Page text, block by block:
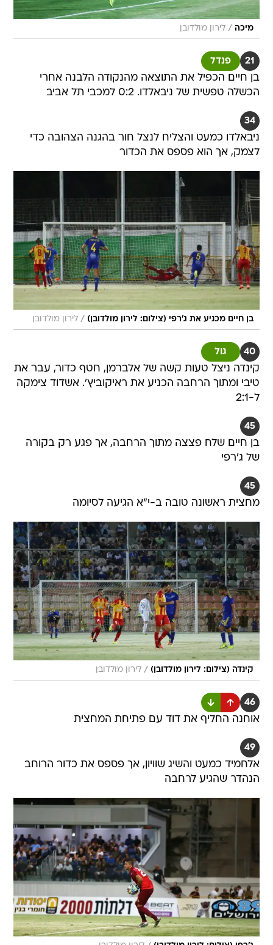
מיכה / לירון מולדובן
21 פנדל
בן חיים הכפיל את התוצאה מהנקודה הלבנה אחרי
הכשלה טפשית של ניבאלדו. 0:2 למכבי תל אביב
34
ניבאלדו כמעט והצליח לנצל חור בהגנה הצהובה כדי
לצמק, אך הוא פספס את הכדור
בן חיים מכניע את ג'רפי (צילום: לירון מולדובן) / לירון מולדובן
40 גול
קינדה ניצל טעות קשה של אלברמן, חטף כדור, עבר את
טיבי ומתוך הרחבה הכניע את ראיקוביץ'. אשדוד צימקה
ל-2:1
45
בן חיים שלח פצצה מתוך הרחבה, אך פגע רק בקורה
של ג'רפי
45
מחצית ראשונה טובה ב-י"א הגיעה לסיומה
קינדה (צילום: לירון מולדובן) / לירון מולדובן
46
אוחנה החליף את דוד עם פתיחת המחצית
49
אלחמיד כמעט והשיג שוויון, אך פספס את כדור הרוחב
הנהדר שהגיע לרחבה